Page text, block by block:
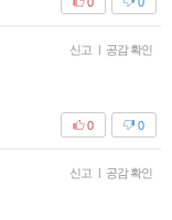
신고 | 공감 확인
0
0
신고 | 공감 확인